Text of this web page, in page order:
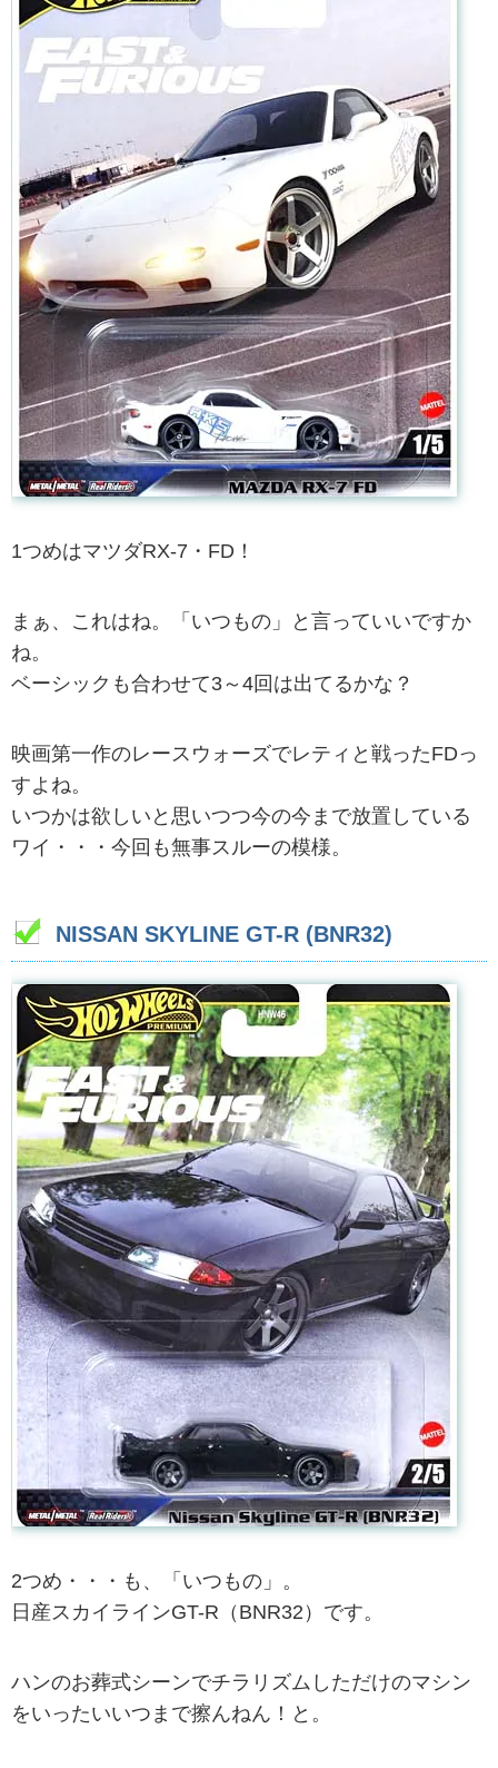
1つめはマツダRX-7・FD！
まぁ、これはね。「いつもの」と言っていいですか
ね。
ベーシックも合わせて3～4回は出てるかな？
映画第一作のレースウォーズでレティと戦ったFDっ
すよね。
いつかは欲しいと思いつつ今の今まで放置している
ワイ・・・今回も無事スルーの模様。
NISSAN SKYLINE GT-R (BNR32)
2つめ・・・も、「いつもの」。
日産スカイラインGT-R（BNR32）です。
ハンのお葬式シーンでチラリズムしただけのマシン
をいったいいつまで擦んねん！と。